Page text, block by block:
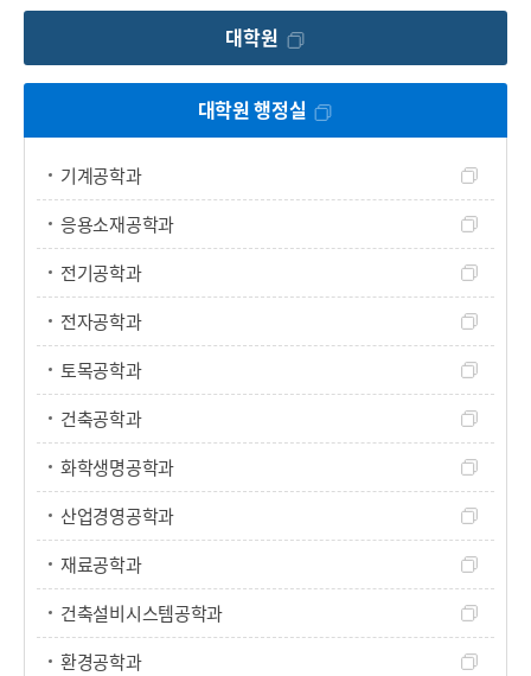
대학원
대학원 행정실
기계공학과
응용소재공학과
전기공학과
전자공학과
토목공학과
건축공학과
화학생명공학과
산업경영공학과
재료공학과
건축설비시스템공학과
환경공학과